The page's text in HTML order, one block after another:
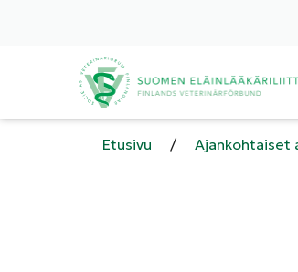
Etusivu / Ajankohtaiset